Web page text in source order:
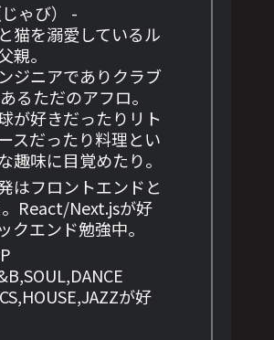
ゃび） -
猫を溺愛しているル
親。
ジニアでありクラブ
るただのアフロ。
が好きだったりリト
スだったり料理とい
趣味に目覚めたり。
はフロントエンドと
。React/Next.jsが好
クエンド勉強中。
が好